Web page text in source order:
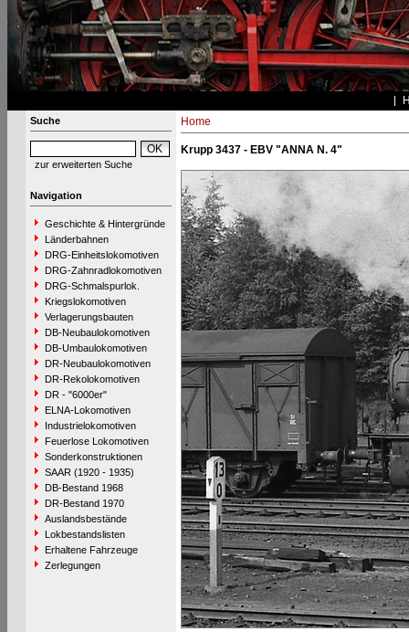
Suche
zur erweiterten Suche
Navigation
Geschichte & Hintergründe
Länderbahnen
DRG-Einheitslokomotiven
DRG-Zahnradlokomotiven
DRG-Schmalspurlok.
Kriegslokomotiven
Verlagerungsbauten
DB-Neubaulokomotiven
DB-Umbaulokomotiven
DR-Neubaulokomotiven
DR-Rekolokomotiven
DR - "6000er"
ELNA-Lokomotiven
Industrielokomotiven
Feuerlose Lokomotiven
Sonderkonstruktionen
SAAR (1920 - 1935)
DB-Bestand 1968
DR-Bestand 1970
Auslandsbestände
Lokbestandslisten
Erhaltene Fahrzeuge
Zerlegungen
Home
Krupp 3437 - EBV "ANNA N. 4"